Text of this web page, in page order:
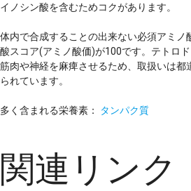
イノシン酸を含むためコクがあります。
体内で合成することの出来ない必須アミノ
酸スコア(アミノ酸価)が100です。テトロド
筋肉や神経を麻痺させるため、取扱いは都
られています。
多く含まれる栄養素： タンパク質
関連リンク